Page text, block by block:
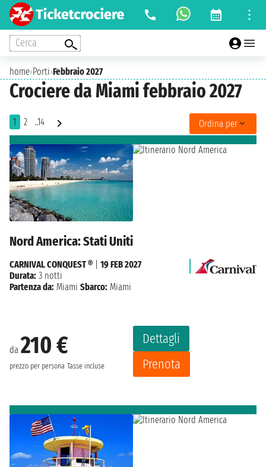
Cerca
home›Porti›Febbraio 2027
Crociere da Miami febbraio 2027
1 2 ..14 Ordina per
Nord America: Stati Uniti
da 210 €
prezzo per persona Tasse incluse
Dettagli
Prenota
CARNIVAL CONQUEST ®
19 FEB 2027
Durata: 3 notti
Partenza da: Miami Sbarco: Miami